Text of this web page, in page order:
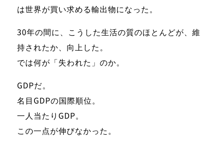
は世界が買い求める輸出物になった。
30年の間に、こうした生活の質のほとんどが、維
持されたか、向上した。
では何が「失われた」のか。
GDPだ。
名目GDPの国際順位。
一人当たりGDP。
この一点が伸びなかった。